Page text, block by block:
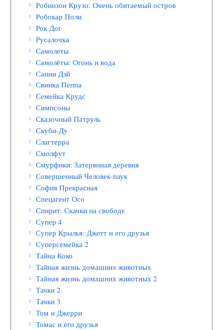
Робинзон Крузо: Очень обитаемый остров
Робокар Поли
Рок Дог
Русалочка
Самолеты
Самолёты: Огонь и вода
Санни Дэй
Свинка Пеппа
Семейка Крудс
Симпсоны
Сказочный Патруль
Скуби-Ду
Слагтерра
Смолфут
Смурфики: Затерянная деревня
Совершенный Человек-паук
София Прекрасная
Спецагент Осо
Спирит: Скачки на свободе
Супер 4
Супер Крылья: Джетт и его друзья
Суперсемейка 2
Тайна Коко
Тайная жизнь домашних животных
Тайная жизнь домашних животных 2
Тачки 2
Тачки 3
Том и Джерри
Томас и его друзья